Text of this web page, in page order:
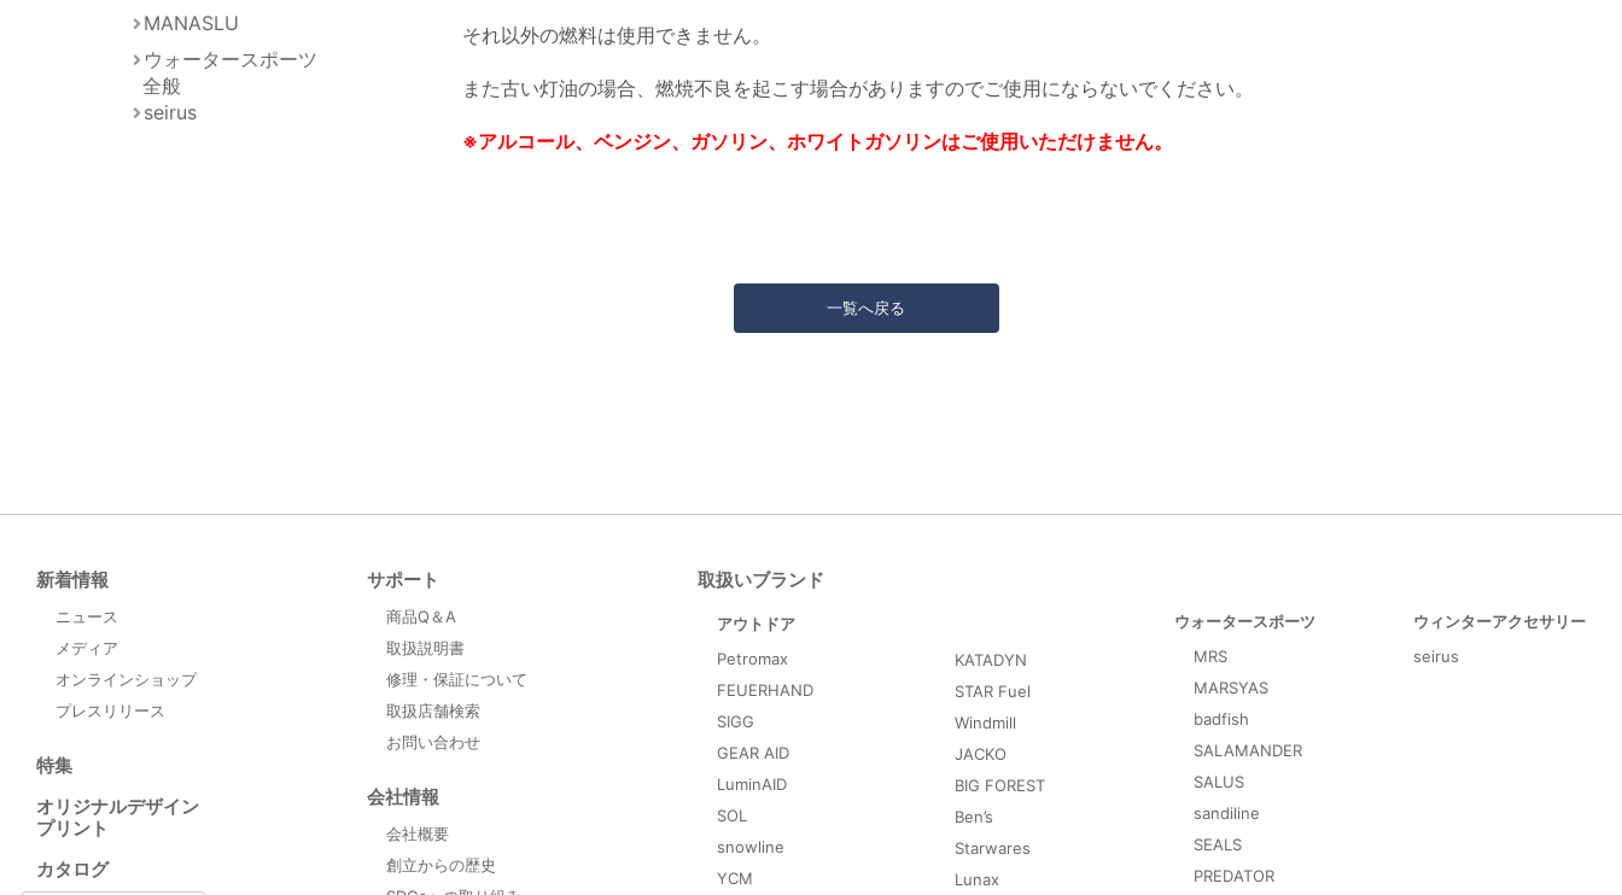
それ以外の燃料は使用できません。
また古い灯油の場合、燃焼不良を起こす場合がありますのでご使用にならないでください。
※アルコール、ベンジン、ガソリン、ホワイトガソリンはご使用いただけません。
一覧へ戻る
MANASLU
ウォータースポーツ
全般
seirus
新着情報
ニュース
メディア
オンラインショップ
プレスリリース
特集
オリジナルデザイン
プリント
カタログ
サポート
商品Q＆A
取扱説明書
修理・保証について
取扱店舗検索
お問い合わせ
会社情報
会社概要
創立からの歴史
取扱いブランド
アウトドア
Petromax
FEUERHAND
SIGG
GEAR AID
LuminAID
SOL
snowline
YCM
KATADYN
STAR Fuel
Windmill
JACKO
BIG FOREST
Ben’s
Starwares
Lunax
ウォータースポーツ
MRS
MARSYAS
badfish
SALAMANDER
SALUS
sandiline
SEALS
PREDATOR
ウィンターアクセサリー
seirus